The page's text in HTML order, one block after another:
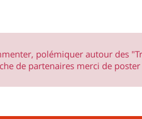
polémiquer autour des
de partenaires merci de